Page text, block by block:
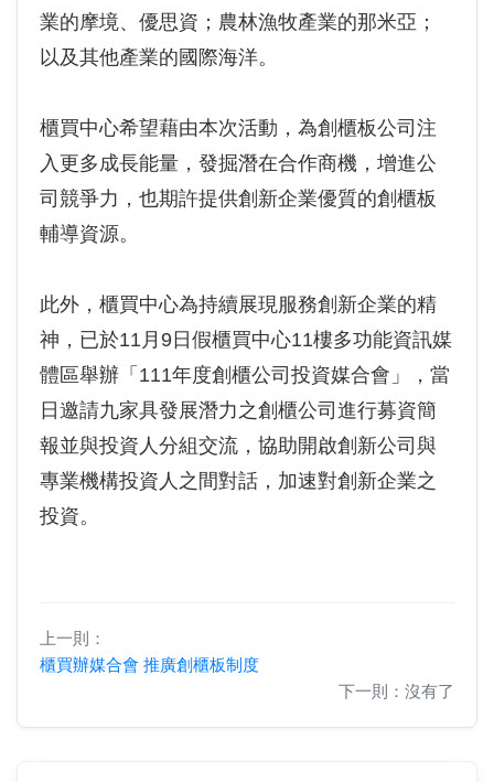
業的摩境、優思資；農林漁牧產業的那米亞；
以及其他產業的國際海洋。
櫃買中心希望藉由本次活動，為創櫃板公司注
入更多成長能量，發掘潛在合作商機，增進公
司競爭力，也期許提供創新企業優質的創櫃板
輔導資源。
此外，櫃買中心為持續展現服務創新企業的精
神，已於11月9日假櫃買中心11樓多功能資訊媒
體區舉辦「111年度創櫃公司投資媒合會」，當
日邀請九家具發展潛力之創櫃公司進行募資簡
報並與投資人分組交流，協助開啟創新公司與
專業機構投資人之間對話，加速對創新企業之
投資。
上一則：
櫃買辦媒合會 推廣創櫃板制度
下一則：沒有了